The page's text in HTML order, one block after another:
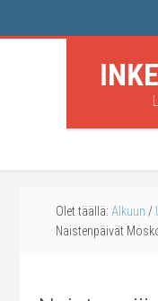
Olet täällä: Alkuun /
Naistenpäivät